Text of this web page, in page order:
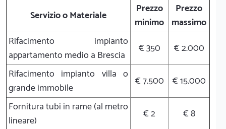
Servizio o Materiale
Prezzo
minimo
Prezzo
massimo
Rifacimento impianto
appartamento medio a Brescia
€ 350
€ 2.000
Rifacimento impianto villa o
grande immobile
€ 7.500 € 15.000
Fornitura tubi in rame (al metro
lineare)
€ 2
€ 8